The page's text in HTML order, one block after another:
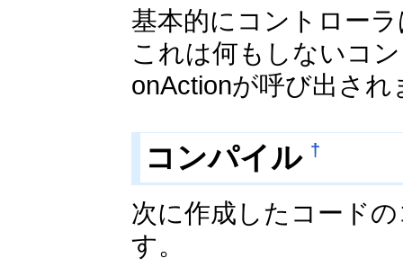
基本的にコントロー
これは何もしないコ
onActionが呼び出され
コンパイル †
次に作成したコード
す。